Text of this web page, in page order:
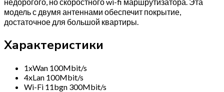
модель с двумя антеннами обеспечит покрытие,
достаточное для большой квартиры.
Характеристики
1xWan 100Mbit/s
4xLan 100Mbit/s
Wi-Fi 11bgn 300Mbit/s